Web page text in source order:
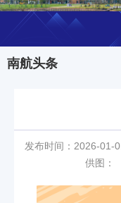
南航头条
发布时间：2026-01-
供图：